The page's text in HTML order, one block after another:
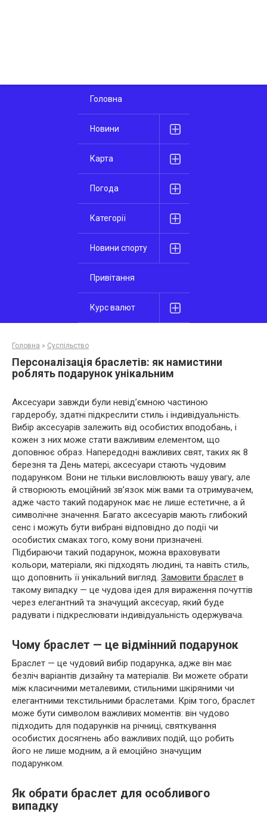
Головна
Новини
Карта
Погода
Категорії
Новини спорту
Привітання
Курс валют
Головна » Суспільство
Персоналізація браслетів: як намистини
роблять подарунок унікальним
Аксесуари завжди були невід’ємною частиною
гардеробу, здатні підкреслити стиль і індивідуальність.
Вибір аксесуарів залежить від особистих вподобань, і
кожен з них може стати важливим елементом, що
доповнює образ. Напередодні важливих свят, таких як 8
березня та День матері, аксесуари стають чудовим
подарунком. Вони не тільки висловлюють вашу увагу, але
й створюють емоційний зв’язок між вами та отримувачем,
адже часто такий подарунок має не лише естетичне, а й
символічне значення. Багато аксесуарів мають глибокий
сенс і можуть бути вибрані відповідно до події чи
особистих смаках того, кому вони призначені.
Підбираючи такий подарунок, можна враховувати
кольори, матеріали, які підходять людині, та навіть стиль,
що доповнить її унікальний вигляд. Замовити браслет в
такому випадку — це чудова ідея для вираження почуттів
через елегантний та значущий аксесуар, який буде
радувати і підкреслювати індивідуальність одержувача.
Чому браслет — це відмінний подарунок
Браслет — це чудовий вибір подарунка, адже він має
безліч варіантів дизайну та матеріалів. Ви можете обрати
між класичними металевими, стильними шкіряними чи
елегантними текстильними браслетами. Крім того, браслет
може бути символом важливих моментів: він чудово
підходить для подарунків на річниці, святкування
особистих досягнень або важливих подій, що робить
його не лише модним, а й емоційно значущим
подарунком.
Як обрати браслет для особливого
випадку